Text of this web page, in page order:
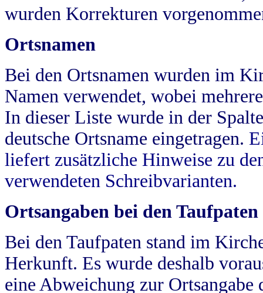
wurden Korrekturen
Ortsnamen
Bei den Ortsnamen wurden im
Namen verwendet, wobei
In dieser Liste wurde in der
deutsche Ortsname eingetragen.
liefert zusätzliche Hinweise zu
verwendeten Schreibvarianten.
Ortsangaben bei den Taufpaten
Bei den Taufpaten stand im
Herkunft. Es wurde deshalb
eine Abweichung zur